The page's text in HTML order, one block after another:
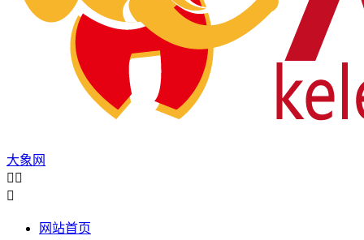
大象网
 

网站首页